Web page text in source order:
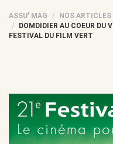
r
ASSU' MAG
NOS ARTICLES
DOMDIDIER AU COEUR DU
FESTIVAL DU FILM VERT